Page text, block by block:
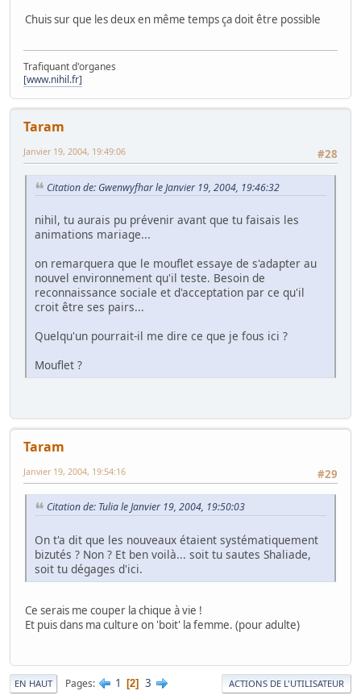
Chuis sur que les deux en même temps ça doit être possible
Trafiquant d'organes
[www.nihil.fr]
Taram
#28
Janvier 19, 2004, 19:49:06
Citation de: Gwenwyfhar le Janvier 19, 2004, 19:46:32
nihil, tu aurais pu prévenir avant que tu faisais les
animations mariage...
on remarquera que le mouflet essaye de s'adapter au
nouvel environnement qu'il teste. Besoin de
reconnaissance sociale et d'acceptation par ce qu'il
croit être ses pairs...
Quelqu'un pourrait-il me dire ce que je fous ici ?
Mouflet ?
Taram
#29
Janvier 19, 2004, 19:54:16
Citation de: Tulia le Janvier 19, 2004, 19:50:03
On t'a dit que les nouveaux étaient systématiquement
bizutés ? Non ? Et ben voilà... soit tu sautes Shaliade,
soit tu dégages d'ici.
Ce serais me couper la chique à vie !
Et puis dans ma culture on 'boit' la femme. (pour adulte)
EN HAUT Pages 1 2 3 ACTIONS DE L'UTILISATEUR